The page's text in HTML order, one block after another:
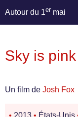
Autour du 1er mai
Sky is
Un film de Josh Fox